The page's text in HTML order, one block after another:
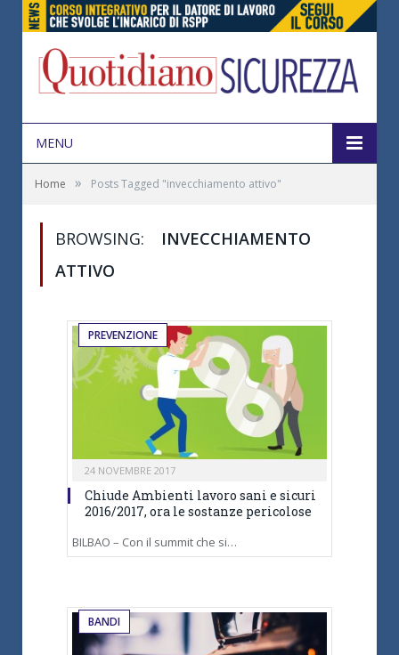
MENU
Home » Posts Tagged "invecchiamento attivo"
BROWSING:
INVECCHIAMENTO
ATTIVO
PREVENZIONE
24 NOVEMBRE 2017
Chiude Ambienti lavoro sani e sicuri
2016/2017, ora le sostanze pericolose
BILBAO – Con il summit che si…
BANDI